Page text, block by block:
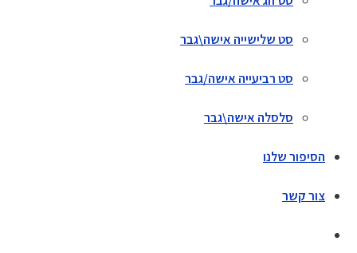
סט שלישייה אישה\גבר
סט רביעייה אישה/גבר
סלסלה אישה\גבר
הסיפור שלנו
צור קשר